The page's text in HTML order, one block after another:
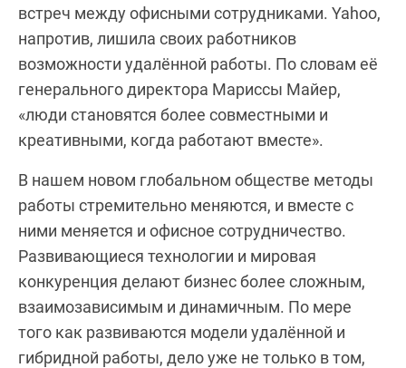
встреч между офисными сотрудниками. Yahoo,
напротив, лишила своих работников
возможности удалённой работы. По словам её
генерального директора Мариссы Майер,
«люди становятся более совместными и
креативными, когда работают вместе».
В нашем новом глобальном обществе методы
работы стремительно меняются, и вместе с
ними меняется и офисное сотрудничество.
Развивающиеся технологии и мировая
конкуренция делают бизнес более сложным,
взаимозависимым и динамичным. По мере
того как развиваются модели удалённой и
гибридной работы, дело уже не только в том,